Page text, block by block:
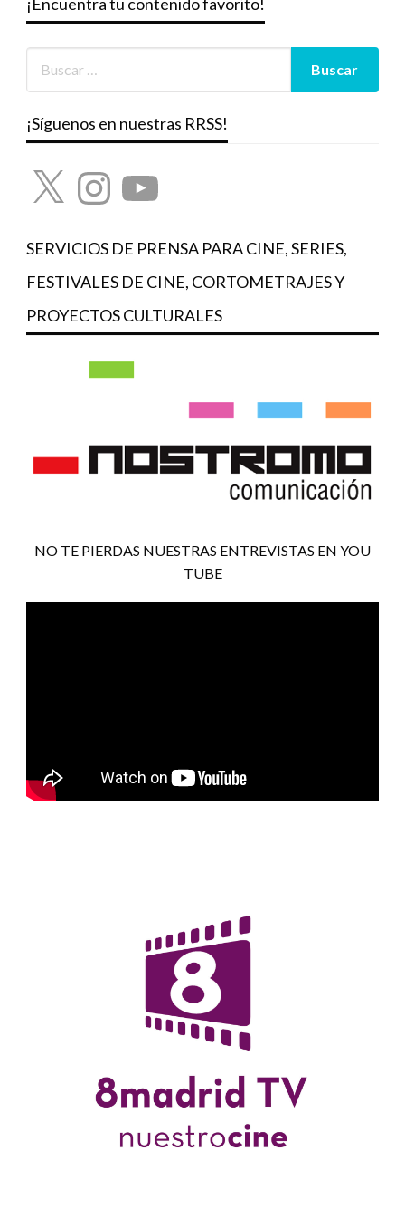
¡Síguenos en nuestras RRSS!
X InstagramYouTube
SERVICIOS DE PRENSA PARA CINE, SERIES,
FESTIVALES DE CINE, CORTOMETRAJES Y
PROYECTOS CULTURALES
NO TE PIERDAS NUESTRAS ENTREVISTAS EN YOU
TUBE